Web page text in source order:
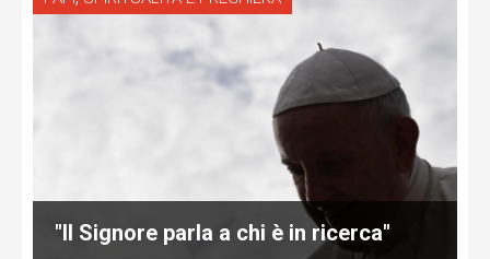
"Il Signore parla a chi è in ricerca"